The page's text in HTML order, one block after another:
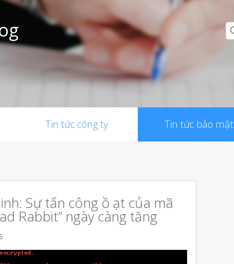
Tin tức công ty Tin tức bảo mật
Sự tấn công ồ ạt của mã
Rabbit” ngày càng tăng